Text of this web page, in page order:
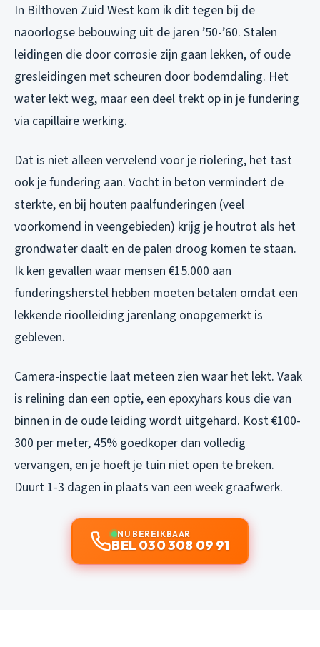
In Bilthoven Zuid West kom ik dit tegen bij de
naoorlogse bebouwing uit de jaren ’50-’60. Stalen
leidingen die door corrosie zijn gaan lekken, of oude
gresleidingen met scheuren door bodemdaling. Het
water lekt weg, maar een deel trekt op in je fundering
via capillaire werking.
Dat is niet alleen vervelend voor je riolering, het tast
ook je fundering aan. Vocht in beton vermindert de
sterkte, en bij houten paalfunderingen (veel
voorkomend in veengebieden) krijg je houtrot als het
grondwater daalt en de palen droog komen te staan.
Ik ken gevallen waar mensen €15.000 aan
funderingsherstel hebben moeten betalen omdat een
lekkende rioolleiding jarenlang onopgemerkt is
gebleven.
Camera-inspectie laat meteen zien waar het lekt. Vaak
is relining dan een optie, een epoxyhars kous die van
binnen in de oude leiding wordt uitgehard. Kost €100-
300 per meter, 45% goedkoper dan volledig
vervangen, en je hoeft je tuin niet open te breken.
Duurt 1-3 dagen in plaats van een week graafwerk.
NU BEREIKBAAR
BEL 030 308 09 91